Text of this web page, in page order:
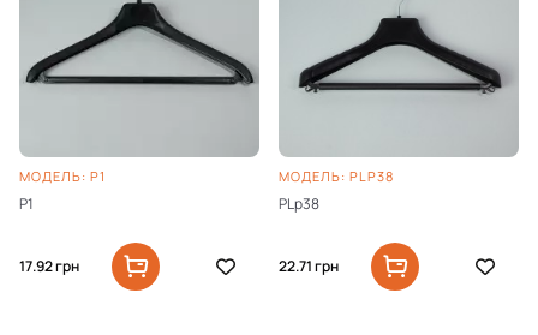
МОДЕЛЬ: P1
P1
17.92грн
МОДЕЛЬ: PLP38
PLp38
22.71грн